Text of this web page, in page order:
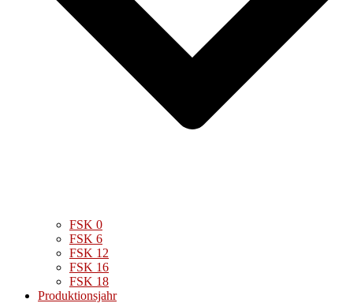
FSK 0
FSK 6
FSK 12
FSK 16
FSK 18
Produktionsjahr